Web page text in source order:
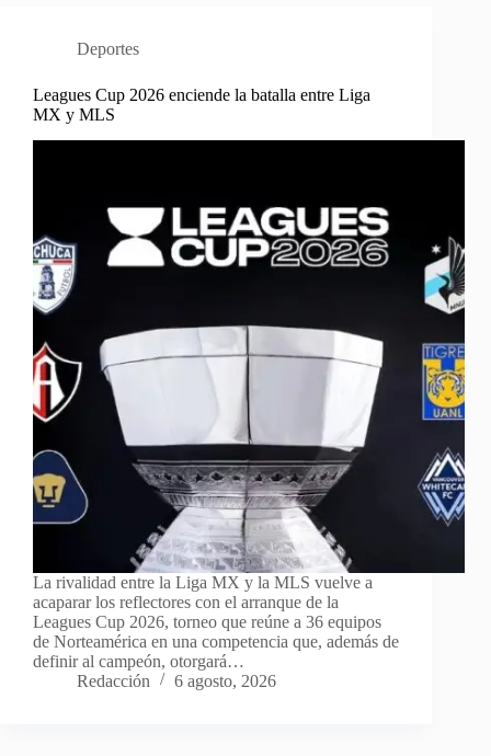
Deportes
Leagues Cup 2026 enciende la batalla entre Liga
MX y MLS
La rivalidad entre la Liga MX y la MLS vuelve a
acaparar los reflectores con el arranque de la
Leagues Cup 2026, torneo que reúne a 36 equipos
de Norteamérica en una competencia que, además de
definir al campeón, otorgará…
Redacción
6 agosto, 2026